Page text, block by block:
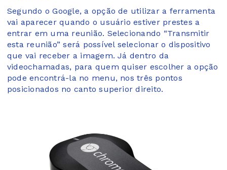
Segundo o Google, a opção de utilizar a ferramenta
vai aparecer quando o usuário estiver prestes a
entrar em uma reunião. Selecionando “Transmitir
esta reunião” será possível selecionar o dispositivo
que vai receber a imagem. Já dentro da
videochamadas, para quem quiser escolher a opção
pode encontrá-la no menu, nos três pontos
posicionados no canto superior direito.